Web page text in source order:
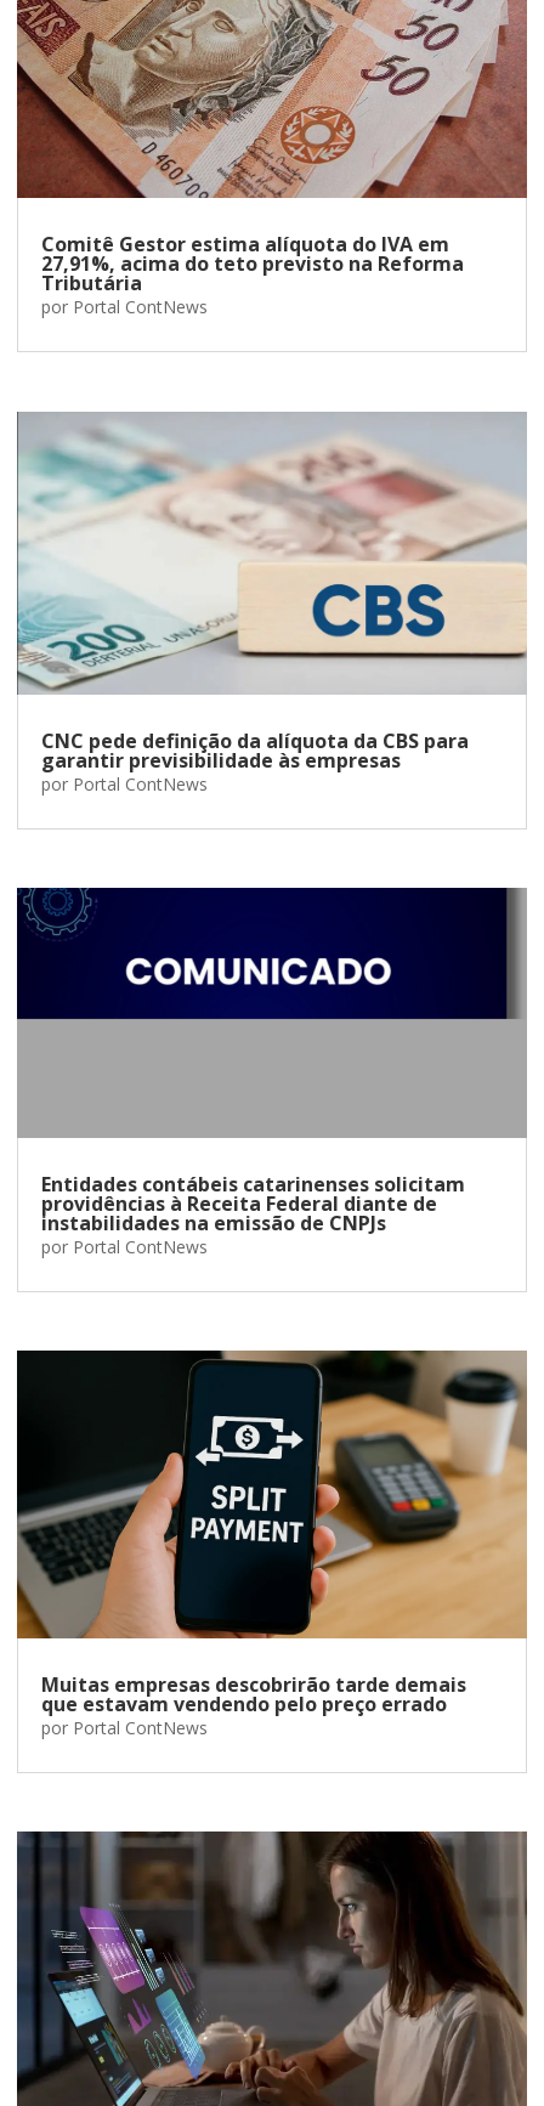
Comitê Gestor estima alíquota do IVA em
27,91%, acima do teto previsto na Reforma
Tributária
por Portal ContNews
CNC pede definição da alíquota da CBS para
garantir previsibilidade às empresas
por Portal ContNews
Entidades contábeis catarinenses solicitam
providências à Receita Federal diante de
instabilidades na emissão de CNPJs
por Portal ContNews
Muitas empresas descobrirão tarde demais
que estavam vendendo pelo preço errado
por Portal ContNews